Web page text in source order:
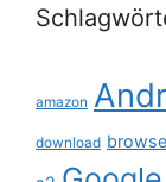
amazon
download